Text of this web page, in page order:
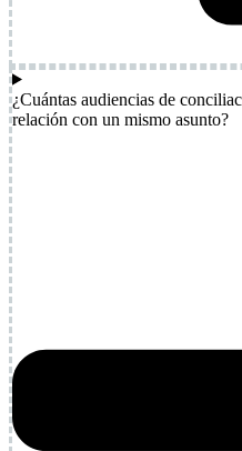
¿Cuántas audiencias de
relación con un mismo asunto?